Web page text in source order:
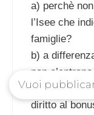
a) perchè
l’Isee che
famiglie?
b) a
non
per centinaia
diritto al
Vuoi